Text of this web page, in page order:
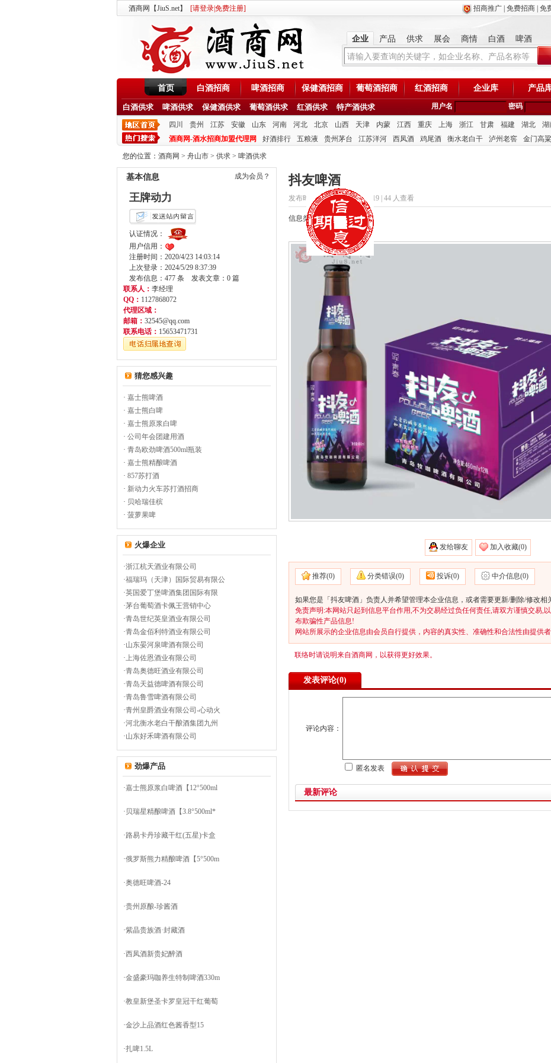
酒商网【JiuS.net】 [请登录免费注册] 招商推广 免费招商 免
企业 产品 供求 展会 商情 白酒 啤酒
首页 白酒招商 啤酒招商 保健酒招商 葡萄酒招商 红酒招商 企业库 产品
白酒供求 啤酒供求 保健酒供求 葡萄酒供求 红酒供求 特产酒供求 用户名 密码
四川 贵州 江苏 安徽 山东 河南 河北 北京 山西 天津 内蒙 江西 重庆 上海 浙江 甘肃 福建 湖北 湖
酒商网-酒水招商加盟代理网
好酒排行 五粮液 贵州茅台 江苏洋河 西凤酒 鸡尾酒 衡水老白干 泸州老窖 金门高
您的位置： 酒商网 > 舟山市 > 供求 > 啤酒供求
成为会员？
基本信息
王牌动力
认证情况：
用户信用：
注册时间：2020/4/23 14:03:14
上次登录：2024/5/29 8:37:39
发布信息：477 条 发表文章：0 篇
联系人： 李经理
QQ： 1127868072
代理区域：
邮箱： 32545@qq.com
联系电话： 15653471731
猜您感兴趣
· 嘉士熊啤酒
· 嘉士熊白啤
· 嘉士熊原浆白啤
· 公司年会团建用酒
· 青岛欧劲啤酒500ml瓶装
· 嘉士熊精酿啤酒
· 857苏打酒
· 新动力火车苏打酒招商
· 贝哈瑞佳槟
· 菠萝果啤
火爆企业
·浙江杭天酒业有限公司
·福瑞玛（天津）国际贸易有限公
·英国爱丁堡啤酒集团国际有限
·茅台葡萄酒卡佩王营销中心
·青岛世纪英皇酒业有限公司
·青岛金佰利特酒业有限公司
·山东晏河泉啤酒有限公司
·上海佐恩酒业有限公司
·青岛奥德旺酒业有限公司
·青岛天益德啤酒有限公司
·青岛鲁雪啤酒有限公司
·青州皇爵酒业有限公司-心动火
·河北衡水老白干酿酒集团九州
·山东好禾啤酒有限公司
劲爆产品
·嘉士熊原浆白啤酒【12°500ml
· 贝瑞星精酿啤酒【3.8°500ml*
·路易卡丹珍藏干红(五星)卡盒
·俄罗斯熊力精酿啤酒【5°500m
·奥德旺啤酒-24
·贵州原酿-珍酱酒
·紫晶贵族酒·封藏酒
·西凤酒新贵妃醉酒
·金盛豪玛咖养生特制啤酒330m
·教皇新堡圣卡罗皇冠干红葡萄
·金沙上品酒红色酱香型15
·扎啤1.5L
抖友啤酒
发布时间：2020/10/8 14:43:19 | 44 人查看
信息类型：供应
发给聊友 加入收藏(0)
推荐(0) 分类错误(0) 投诉(0) 中介信息(0)
如果您是「抖友啤酒」负责人并希望管理本企业信息，或者需要更新/删除/修改相
免责声明:本网站只起到信息平台作用,不为交易经过负任何责任,请双方谨慎交易,
布欺骗性产品信息!
网站所展示的企业信息由会员自行提供，内容的真实性、准确性和合法性由提供
联络时请说明来自酒商网，以获得更好效果。
发表评论(0)
评论内容：
匿名发表
最新评论